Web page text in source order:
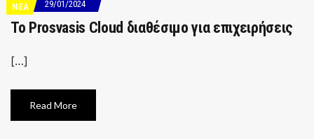
ΝΕΑ 29/01/2024
Το Prosvasis Cloud διαθέσιμο για επιχειρήσεις
[…]
Read More